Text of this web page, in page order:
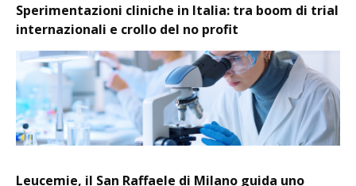
Sperimentazioni cliniche in Italia: tra boom di trial
internazionali e crollo del no profit
Leucemie, il San Raffaele di Milano guida uno